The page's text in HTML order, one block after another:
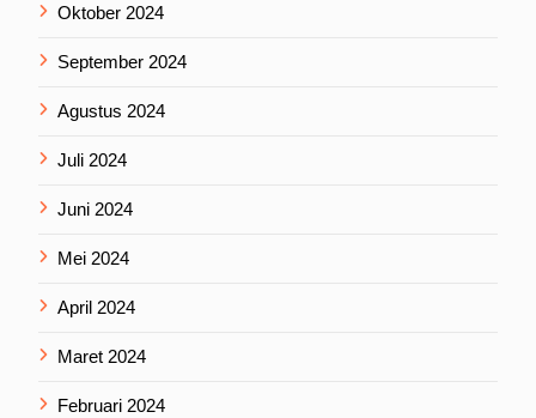
Oktober 2024
September 2024
Agustus 2024
Juli 2024
Juni 2024
Mei 2024
April 2024
Maret 2024
Februari 2024